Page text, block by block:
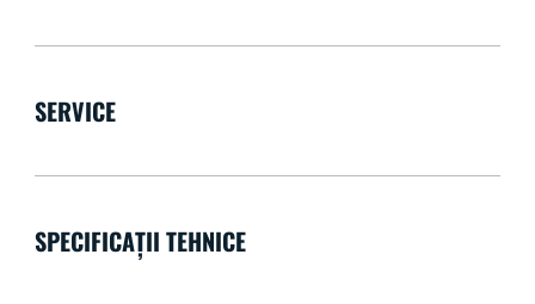
SERVICE
SPECIFICAȚII TEHNICE